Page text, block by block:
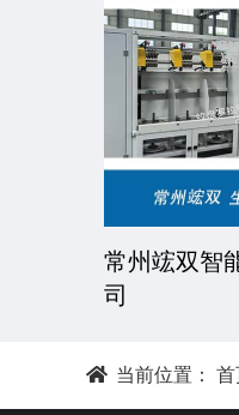
常州竤双智
司
当前位置：